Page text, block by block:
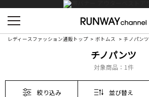
レディースファッション通販トップ ボトムス チノパンツ
チノパンツ
対象商品： 1件
絞り込み 並び替え